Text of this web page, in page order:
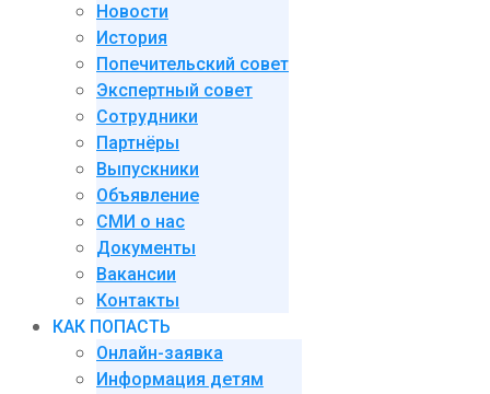
Новости
История
Попечительский совет
Экспертный совет
Сотрудники
Партнёры
Выпускники
Объявление
СМИ о нас
Документы
Вакансии
Контакты
КАК ПОПАСТЬ
Онлайн-заявка
Информация детям